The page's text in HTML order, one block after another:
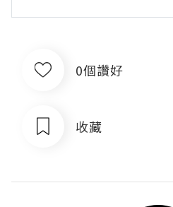
0個讚好
收藏